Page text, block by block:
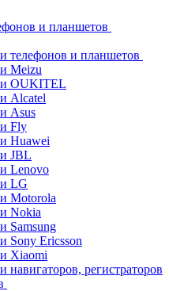
и планшетов
телефонов и планшетов
Meizu
OUKITEL
Alcatel
Asus
Fly
Huawei
JBL
Lenovo
LG
Motorola
Nokia
Samsung
Sony Ericsson
Xiaomi
навигаторов, регистраторов